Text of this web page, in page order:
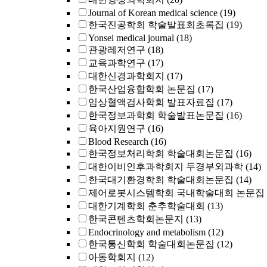
Journal of Korean medical science (19)
한국진공학회 학술발표회초록집 (19)
Yonsei medical journal (18)
관광레저연구 (18)
교육과학연구 (17)
대한신경과학회지 (17)
한국산업융합학회 논문집 (17)
임상혈액검사학회 발표자료집 (17)
한국정보과학회 학술발표논문집 (16)
육아지원연구 (16)
Blood Research (16)
한국정보처리학회 학술대회논문집 (16)
대한이비인후과학회지 두경부외과학 (14)
한국대기환경학회 학술대회논문집 (14)
제어로봇시스템학회 국내학술대회 논문집
대한기계학회 춘추학술대회 (13)
한국콘텐츠학회논문지 (13)
Endocrinology and metabolism (12)
한국통신학회 학술대회논문집 (12)
아동학회지 (12)